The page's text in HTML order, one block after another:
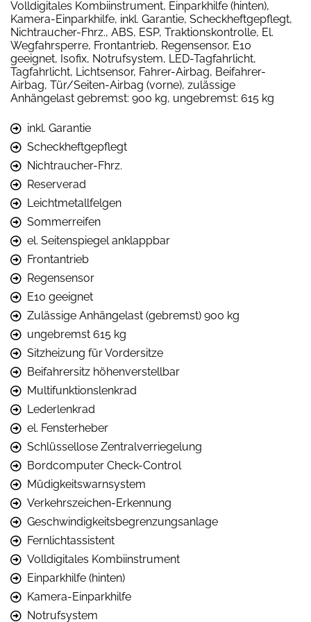
Volldigitales Kombiinstrument, Einparkhilfe (hinten),
Kamera-Einparkhilfe, inkl. Garantie, Scheckheftgepflegt,
Nichtraucher-Fhrz., ABS, ESP, Traktionskontrolle, El.
Wegfahrsperre, Frontantrieb, Regensensor, E10
geeignet, Isofix, Notrufsystem, LED-Tagfahrlicht,
Tagfahrlicht, Lichtsensor, Fahrer-Airbag, Beifahrer-
Airbag, Tür/Seiten-Airbag (vorne), zulässige
Anhängelast gebremst: 900 kg, ungebremst: 615 kg
inkl. Garantie
Scheckheftgepflegt
Nichtraucher-Fhrz.
Reserverad
Leichtmetallfelgen
Sommerreifen
el. Seitenspiegel anklappbar
Frontantrieb
Regensensor
E10 geeignet
Zulässige Anhängelast (gebremst) 900 kg
ungebremst 615 kg
Sitzheizung für Vordersitze
Beifahrersitz höhenverstellbar
Multifunktionslenkrad
Lederlenkrad
el. Fensterheber
Schlüssellose Zentralverriegelung
Bordcomputer Check-Control
Müdigkeitswarnsystem
Verkehrszeichen-Erkennung
Geschwindigkeitsbegrenzungsanlage
Fernlichtassistent
Volldigitales Kombiinstrument
Einparkhilfe (hinten)
Kamera-Einparkhilfe
Notrufsystem